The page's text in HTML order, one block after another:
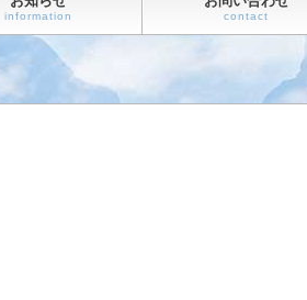
information contact